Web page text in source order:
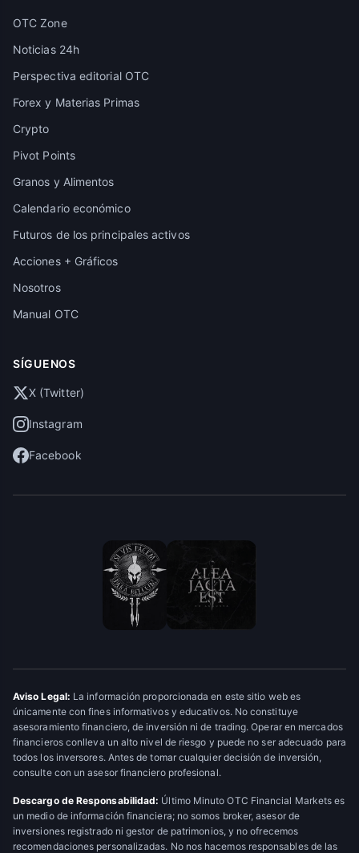
OTC Zone
Noticias 24h
Perspectiva editorial OTC
Forex y Materias Primas
Crypto
Pivot Points
Granos y Alimentos
Calendario económico
Futuros de los principales activos
Acciones + Gráficos
Nosotros
Manual OTC
SÍGUENOS
X (Twitter)
Instagram
Facebook
Aviso Legal: La información proporcionada en este sitio web es
únicamente con fines informativos y educativos. No constituye
asesoramiento financiero, de inversión ni de trading. Operar en mercados
financieros conlleva un alto nivel de riesgo y puede no ser adecuado para
todos los inversores. Antes de tomar cualquier decisión de inversión,
consulte con un asesor financiero profesional.
Descargo de Responsabilidad: Último Minuto OTC Financial Markets es
un medio de información financiera; no somos broker, asesor de
inversiones registrado ni gestor de patrimonios, y no ofrecemos
recomendaciones personalizadas. No nos hacemos responsables de las